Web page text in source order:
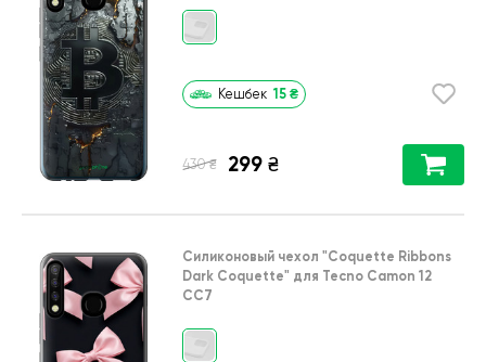
Кешбек 15 ₴
430 ₴ 299 ₴
Силиконовый чехол "Coquette Ribbons
Dark Coquette" для Tecno Camon 12
CC7